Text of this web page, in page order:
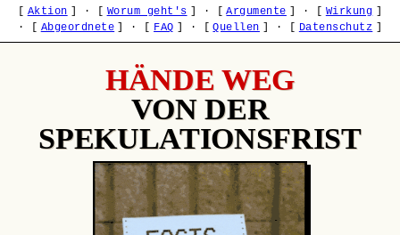
Aktion · Worum geht's · Argumente · Wirkung
·
Abgeordnete · FAQ · Quellen · Datenschutz
HÄNDE WEG
VON DER
SPEKULATIONSFRIST